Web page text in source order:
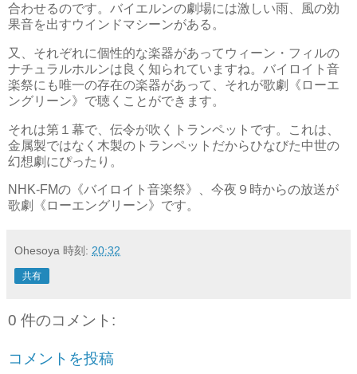
合わせるのです。バイエルンの劇場には激しい雨、風の効
果音を出すウインドマシーンがある。
又、それぞれに個性的な楽器があってウィーン・フィルの
ナチュラルホルンは良く知られていますね。バイロイト音
楽祭にも唯一の存在の楽器があって、それが歌劇《ローエ
ングリーン》で聴くことができます。
それは第１幕で、伝令が吹くトランペットです。これは、
金属製ではなく木製のトランペットだからひなびた中世の
幻想劇にぴったり。
NHK-FMの《バイロイト音楽祭》、今夜９時からの放送が
歌劇《ローエングリーン》です。
Ohesoya 時刻: 20:32
共有
0 件のコメント:
コメントを投稿